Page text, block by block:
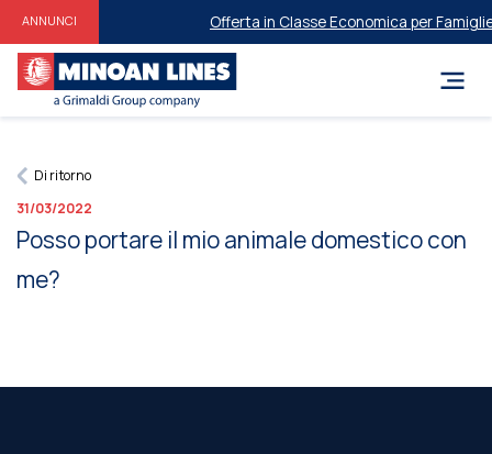
ANNUNCI Offerta in Classe Economica per
Di ritorno
31/03/2022
Posso portare il mio animale domestico con
me?